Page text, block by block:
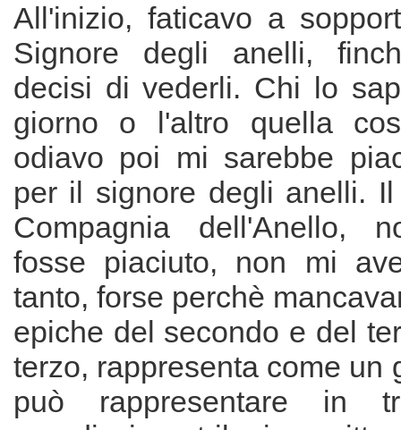
All'inizio, faticavo a
Signore degli anelli,
decisi di vederli. Chi lo
giorno o l'altro quella
odiavo poi mi sarebbe
per il signore degli anelli.
Compagnia dell'Anello,
fosse piaciuto, non mi
tanto, forse perchè
epiche del secondo e del
terzo, rappresenta come un
può rappresentare in